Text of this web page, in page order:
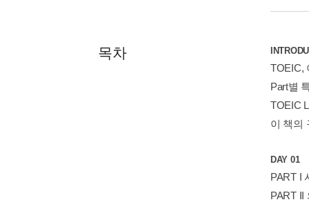
목차
TOEIC,
Part별
TOEIC
이 책의
DAY 01
PART I
PART II